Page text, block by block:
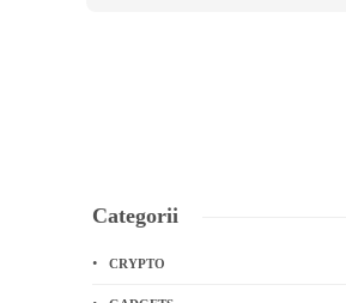
Categorii
CRYPTO